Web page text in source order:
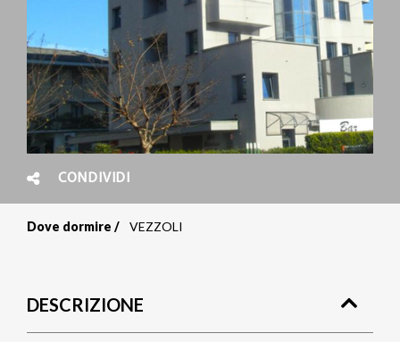
CONDIVIDI
pane
Dove dormire VEZZOLI
DESCRIZIONE